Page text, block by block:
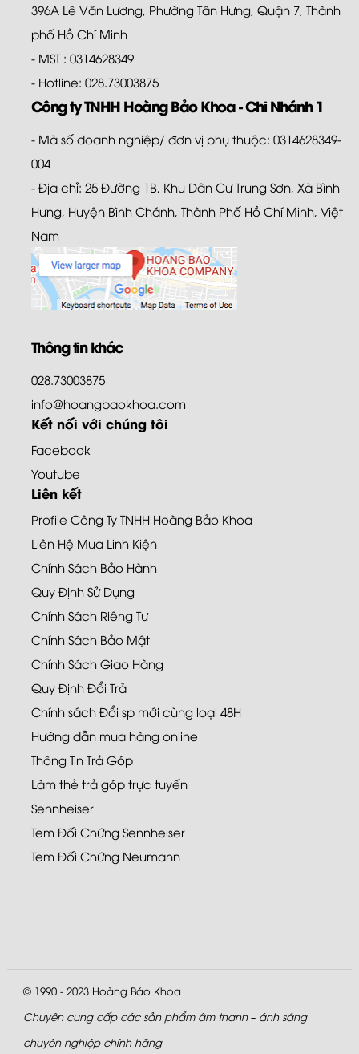
396A Lê Văn Lương, Phường Tân Hưng, Quận 7, Thành
phố Hồ Chí Minh
- MST : 0314628349
- Hotline: 028.73003875
Công ty TNHH Hoàng Bảo Khoa - Chi Nhánh 1
- Mã số doanh nghiệp/ đơn vị phụ thuộc: 0314628349-
004
- Địa chỉ: 25 Đường 1B, Khu Dân Cư Trung Sơn, Xã Bình
Hưng, Huyện Bình Chánh, Thành Phố Hồ Chí Minh, Việt
Nam
Thông tin khác
028.73003875
info@hoangbaokhoa.com
Kết nối với chúng tôi
Facebook
Youtube
Liên kết
Profile Công Ty TNHH Hoàng Bảo Khoa
Liên Hệ Mua Linh Kiện
Chính Sách Bảo Hành
Quy Định Sử Dụng
Chính Sách Riêng Tư
Chính Sách Bảo Mật
Chính Sách Giao Hàng
Quy Định Đổi Trả
Chính sách Đổi sp mới cùng loại 48H
Hướng dẫn mua hàng online
Thông Tin Trả Góp
Làm thẻ trả góp trực tuyến
Sennheiser
Tem Đối Chứng Sennheiser
Tem Đối Chứng Neumann
© 1990 - 2023 Hoàng Bảo Khoa
Chuyên cung cấp các sản phẩm âm thanh – ánh sáng
chuyên nghiệp chính hãng